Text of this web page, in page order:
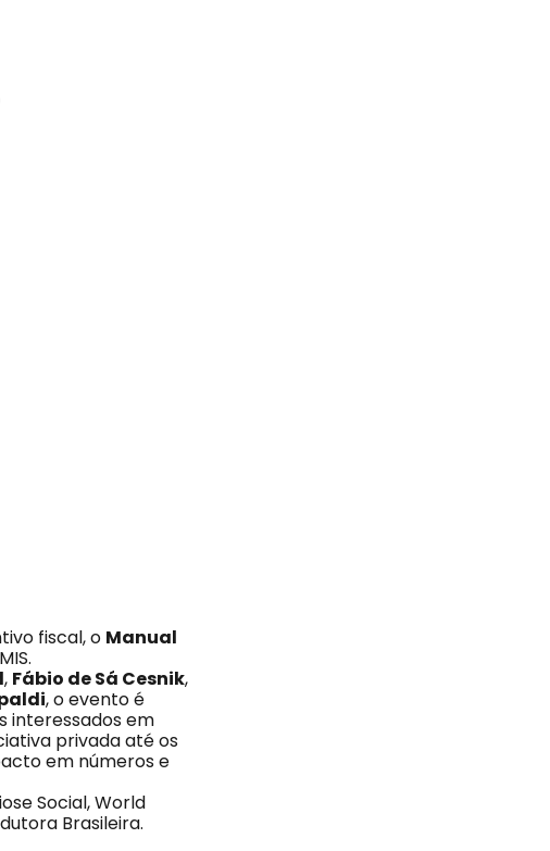
fiscal, o Manual
, Fábio de Sá Cesnik,
, o evento é
interessados em
privada até os
em números e
Social, World
Brasileira.